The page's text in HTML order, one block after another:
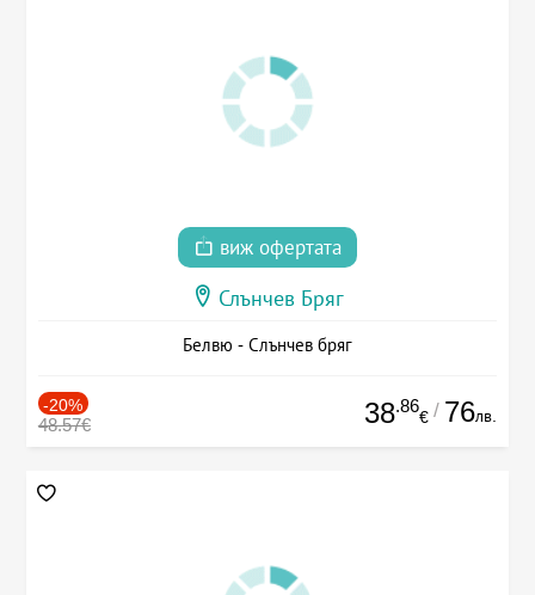
виж офертата
Слънчев Бряг
Белвю - Слънчев бряг
-20%
48.57€ 38.86
€ / 76лв.